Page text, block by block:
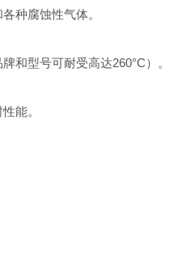
种腐蚀性气体。
型号可耐受高达260°C）。
能。